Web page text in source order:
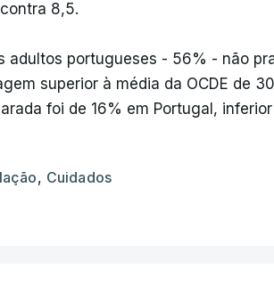
8,5.
adultos portugueses - 56% - não
superior à média da OCDE de
foi de 16% em Portugal,
, Cuidados